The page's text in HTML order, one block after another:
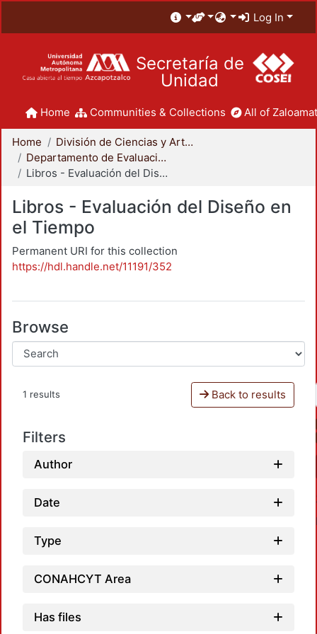
Log In
Secretaría de
Unidad
Home Communities & Collections All of
Home
División de Ciencias y Artes para el Diseño
Departamento de Evaluación del Diseño en el Tiempo
Libros - Evaluación del Diseño en el Tiempo
Libros - Evaluación del Diseño en
el Tiempo
Permanent URI for this collection
https://hdl.handle.net/11191/352
Browse
1 results Back to results
Filters
Author
Date
Type
CONAHCYT Area
Has files